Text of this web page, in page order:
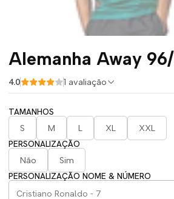
Alemanha Away
4.0 1 avaliação
TAMANHOS
S
M L XL
XXL
PERSONALIZAÇÃO
Não
Sim
PERSONALIZAÇÃO NOME & NÚMERO